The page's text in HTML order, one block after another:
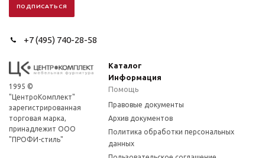
+7 (495) 740-28-58
1995 ©
"ЦентроКомплект"
зарегистрированная
торговая марка,
принадлежит ООО
"ПРОФИ-стиль"
Каталог
Информация
Помощь
Правовые документы
Архив документов
Политика обработки персональных
данных